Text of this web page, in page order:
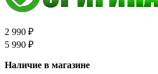
2 990 ₽
5 990 ₽
Наличие в магазине